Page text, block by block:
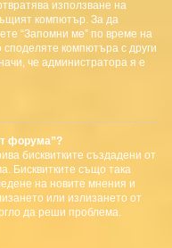
използване на
компютър. За да
“Запомни ме” по време на
компютъра с други
че администратора я е
форума”?
бисквитките създадени от
Бисквитките също така
на новите мнения и
или излизането от
да реши проблема.